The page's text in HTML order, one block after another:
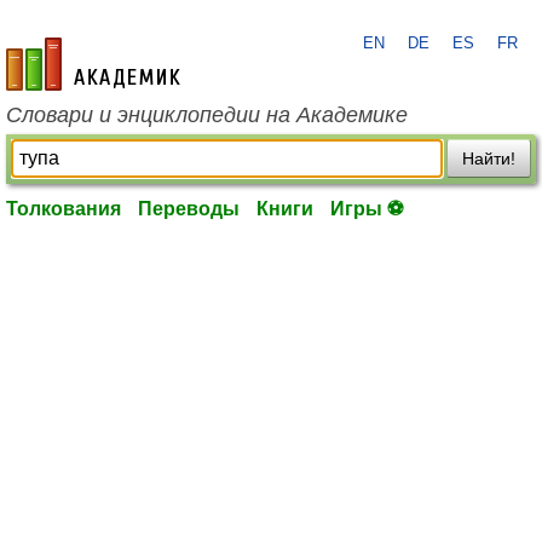
academic.ru
EN DE ES FR
Словари и энциклопедии на Академике
Найти!
Толкования Переводы Книги Игры ⚽